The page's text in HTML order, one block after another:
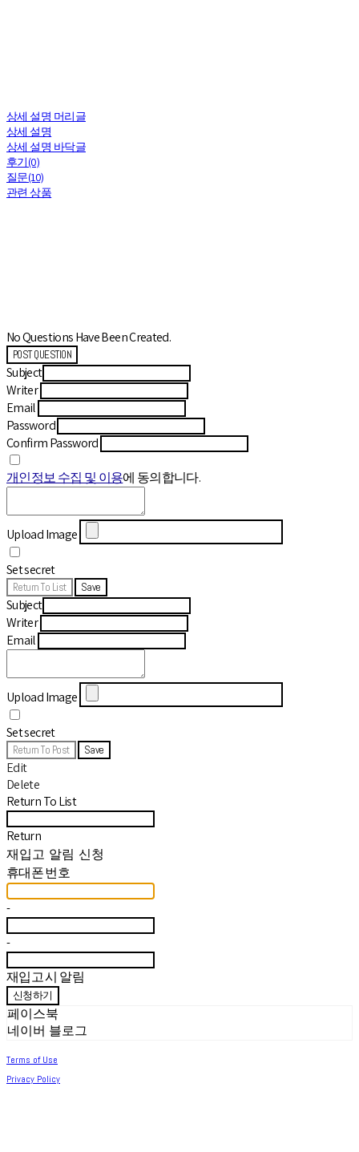
상세 설명 머리글
상세 설명
상세 설명 바닥글
후기(0)
질문(10)
관련 상품
No Questions Have Been Created.
POST QUESTION
Subject
Writer
Email
Password
Confirm Password
개인정보 수집 및 이용에 동의합니다.
Upload Image
Set secret
Return To List Save
Subject
Writer
Email
Upload Image
Set secret
Return To Post Save
Edit
Delete
Return To List
Return
재입고 알림 신청
휴대폰 번호
-
-
재입고 시 알림
신청하기
페이스북
네이버 블로그
Terms of Use
Privacy Policy